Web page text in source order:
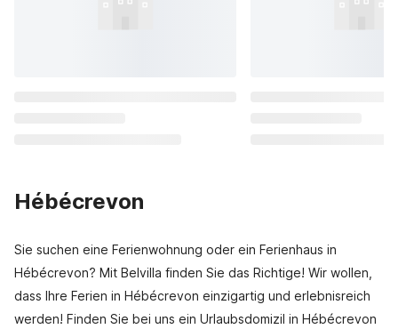
Hébécrevon
Sie suchen eine Ferienwohnung oder ein Ferienhaus in
Hébécrevon? Mit Belvilla finden Sie das Richtige! Wir wollen,
dass Ihre Ferien in Hébécrevon einzigartig und erlebnisreich
werden! Finden Sie bei uns ein Urlaubsdomizil in Hébécrevon